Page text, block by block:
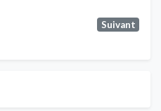
Suivant